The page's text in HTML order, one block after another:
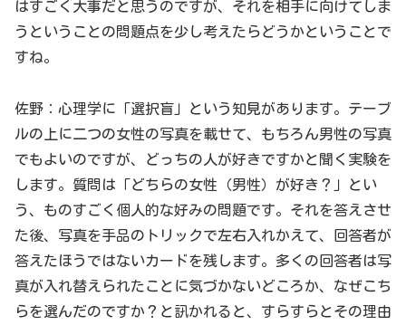
はすごく大事だと思うのですが、それを相手に向けてしま
うということの問題点を少し考えたらどうかということで
すね。
佐野：心理学に「選択盲」という知見があります。テーブ
ルの上に二つの女性の写真を載せて、もちろん男性の写真
でもよいのですが、どっちの人が好きですかと聞く実験を
します。質問は「どちらの女性（男性）が好き？」とい
う、ものすごく個人的な好みの問題です。それを答えさせ
た後、写真を手品のトリックで左右入れかえて、回答者が
答えたほうではないカードを残します。多くの回答者は写
真が入れ替えられたことに気づかないどころか、なぜこち
らを選んだのですか？と訊かれると、すらすらとその理由